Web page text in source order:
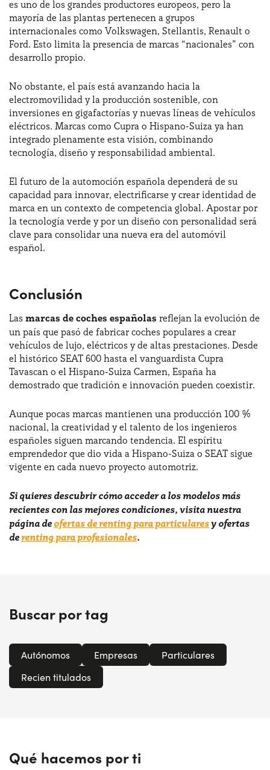
es uno de los grandes productores europeos, pero la
mayoría de las plantas pertenecen a grupos
internacionales como Volkswagen, Stellantis, Renault o
Ford. Esto limita la presencia de marcas “nacionales” con
desarrollo propio.
No obstante, el país está avanzando hacia la
electromovilidad y la producción sostenible, con
inversiones en gigafactorías y nuevas líneas de vehículos
eléctricos. Marcas como Cupra o Hispano-Suiza ya han
integrado plenamente esta visión, combinando
tecnología, diseño y responsabilidad ambiental.
El futuro de la automoción española dependerá de su
capacidad para innovar, electrificarse y crear identidad de
marca en un contexto de competencia global. Apostar por
la tecnología verde y por un diseño con personalidad será
clave para consolidar una nueva era del automóvil
español.
Conclusión
Las marcas de coches españolas reflejan la evolución de
un país que pasó de fabricar coches populares a crear
vehículos de lujo, eléctricos y de altas prestaciones. Desde
el histórico SEAT 600 hasta el vanguardista Cupra
Tavascan o el Hispano-Suiza Carmen, España ha
demostrado que tradición e innovación pueden coexistir.
Aunque pocas marcas mantienen una producción 100 %
nacional, la creatividad y el talento de los ingenieros
españoles siguen marcando tendencia. El espíritu
emprendedor que dio vida a Hispano-Suiza o SEAT sigue
vigente en cada nuevo proyecto automotriz.
Si quieres descubrir cómo acceder a los modelos más
recientes con las mejores condiciones, visita nuestra
página deofertas de renting para particularesy ofertas
derenting para profesionales.
Buscar por tag
Autónomos Empresas
Particulares
Recien titulados
Qué hacemos por ti